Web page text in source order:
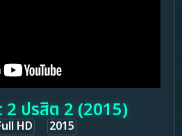
ปรสิต 2 (2015)
HD 2015